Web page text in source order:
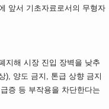
앞서 기초자료로서의 무형자
지해 시장 진입 장벽을 낮추
), 양도 금지, 톤급 상향 금지
증 등 부작용을 차단한다는